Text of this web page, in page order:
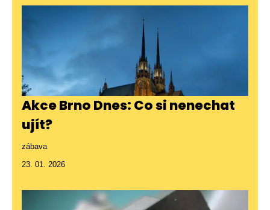
Akce Brno Dnes: Co si nenechat
ujít?
zábava
23. 01. 2026